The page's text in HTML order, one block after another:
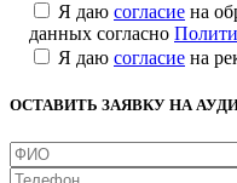
Я даю согласие на
данных согласно
Я даю согласие на
ОСТАВИТЬ ЗАЯВКУ НА